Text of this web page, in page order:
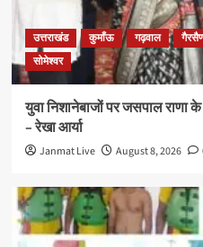
उत्तराखंड कुमाँऊ गढ़वाल
सोमेश्वर
युवा निशानेबाजों पर जसपाल राणा
– रेखा आर्या
Janmat Live August 8, 2026